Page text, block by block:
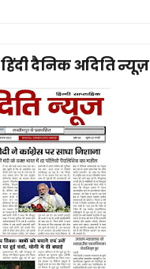
हिंदी दैनिक अदिति न्यूज़